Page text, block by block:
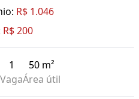
R$ 1.046
R$ 200
1
Vaga
50 m²
Área útil